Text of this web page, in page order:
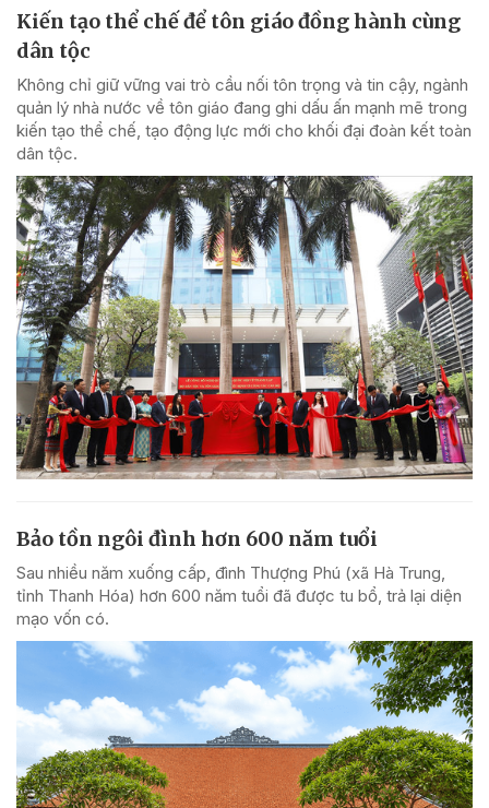
Kiến tạo thể chế để tôn giáo đồng hành cùng
dân tộc
Không chỉ giữ vững vai trò cầu nối tôn trọng và tin cậy, ngành
quản lý nhà nước về tôn giáo đang ghi dấu ấn mạnh mẽ trong
kiến tạo thể chế, tạo động lực mới cho khối đại đoàn kết toàn
dân tộc.
Bảo tồn ngôi đình hơn 600 năm tuổi
Sau nhiều năm xuống cấp, đình Thượng Phú (xã Hà Trung,
tỉnh Thanh Hóa) hơn 600 năm tuổi đã được tu bổ, trả lại diện
mạo vốn có.